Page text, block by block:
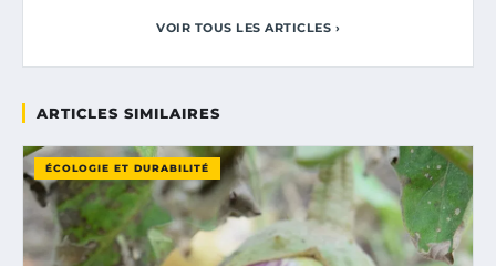
VOIR TOUS LES ARTICLES ›
ARTICLES SIMILAIRES
ÉCOLOGIE ET DURABILITÉ